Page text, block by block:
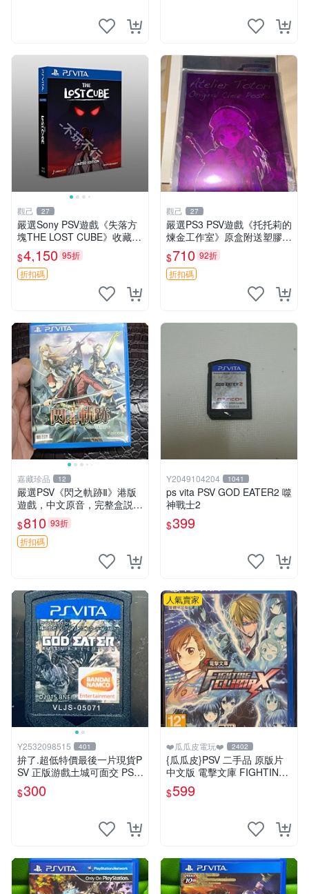
觀己 27
嚴選Sony PSV遊戲《失落方
塊THE LOST CUBE》收藏
版，英語原裝未拆封 失落方
塊 THE LOST CUBE PSV 精
華版 新作 權杖
$4,150 95折
折扣碼
觀己 27
嚴選PS3 PSV遊戲《托托莉的
煉金工作室》原盒附送塑膠海
報，未開封收藏版 托托莉 爐
石 工作室
$710 92折
折扣碼
嘉藏珍品 12
嚴選PSV《閃之軌跡Ⅱ》港版
遊戲，中文原音，完整盒説，
實拍展示成色佳 閃之軌跡Ⅱ P
SV 港版 中文
$810 93折
折扣碼
Y2049104204 1041
ps vita PSV GOD EATER2 噬
神戰士2
$399
Y2532098515 401
拚了.超低特價最後一片現貨P
SV 正版游戲土城可面交 PSV
噬神者 解放重生 日版 【9成
新】✪裸片 二手九成新~
$300
人氣賣家
❤️瓜瓜皮電玩❤️ 2402
{瓜瓜皮}PSV 二手品 原版片
中文版 電擊文庫 FIGHTING
CLIMAX(遊戲都有回收)
$599